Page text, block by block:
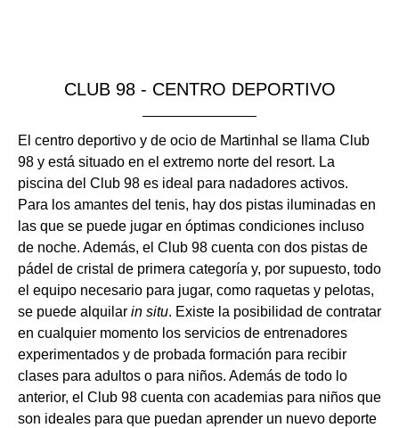
CLUB 98 - CENTRO DEPORTIVO
El centro deportivo y de ocio de Martinhal se llama Club
98 y está situado en el extremo norte del resort. La
piscina del Club 98 es ideal para nadadores activos.
Para los amantes del tenis, hay dos pistas iluminadas en
las que se puede jugar en óptimas condiciones incluso
de noche. Además, el Club 98 cuenta con dos pistas de
pádel de cristal de primera categoría y, por supuesto, todo
el equipo necesario para jugar, como raquetas y pelotas,
se puede alquilar in situ. Existe la posibilidad de contratar
en cualquier momento los servicios de entrenadores
experimentados y de probada formación para recibir
clases para adultos o para niños. Además de todo lo
anterior, el Club 98 cuenta con academias para niños que
son ideales para que puedan aprender un nuevo deporte